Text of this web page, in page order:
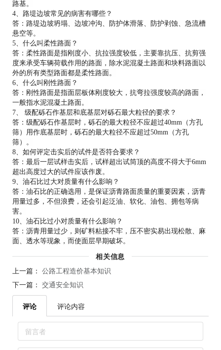
路基。
4、路堤边坡常见的病害有哪些？
答：路堤边坡坍塌、边坡冲沟、防护体滑落、防护剥蚀、急流槽
悬空等。
5、什么叫柔性路面？
答：柔性路面是指刚度小、抗拉强度较低，主要靠抗压、抗剪强
度来承受车辆荷载作用的路面，除水泥混凝土路面和块料路面以
外的所有类型路面都是柔性路面。
6、什么叫刚性路面？
答：刚性路面是指面层板体刚度较大，抗弯拉强度较高的路面，
一般指水泥混凝土路面。
7、 级配砾石作基层和底基层对砾石最大粒径的要求？
答：级配砾石作基层时，砾石的最大粒径不应超过40mm（方孔
筛）用作底基层时，砾石的最大粒径不应超过50mm（方孔
筛）。
8、如何评定击实后的试件是否符合要求？
答：最后一层试样击实后，试样超出试筒顶的高度不得大于6mm
超出高度过大的试件应该作废。
9、油石比过大对质量有什么影响？
答：油石比的正确选用，是保证沥青路面质量的重要因素，沥青
用量过多，不但浪费，还会引起泛油、软化、油包、拥包等病
害。
10、油石比过小对质量有什么影响？
答：沥青用量过少，则矿料粘接不牢，压不密实易出现松散、麻
面、透水等现象，而使面层早期破坏。
相关信息
上一篇：公路工程造价基本知识
下一篇：交通安全知识
评论 评论内容